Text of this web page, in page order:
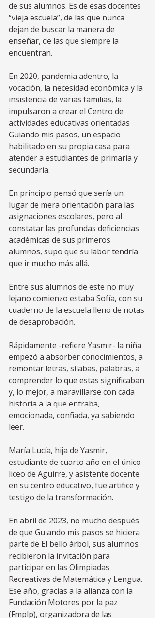
de sus alumnos. Es de esas docentes
“vieja escuela”, de las que nunca
dejan de buscar la manera de
enseñar, de las que siempre la
encuentran.
En 2020, pandemia adentro, la
vocación, la necesidad económica y la
insistencia de varias familias, la
impulsaron a crear el Centro de
actividades educativas orientadas
Guiando mis pasos, un espacio
habilitado en su propia casa para
atender a estudiantes de primaria y
secundaria.
En principio pensó que sería un
lugar de mera orientación para las
asignaciones escolares, pero al
constatar las profundas deficiencias
académicas de sus primeros
alumnos, supo que su labor tendría
que ir mucho más allá.
Entre sus alumnos de este no muy
lejano comienzo estaba Sofía, con su
cuaderno de la escuela lleno de notas
de desaprobación.
Rápidamente -refiere Yasmir- la niña
empezó a absorber conocimientos, a
remontar letras, sílabas, palabras, a
comprender lo que estas significaban
y, lo mejor, a maravillarse con cada
historia a la que entraba,
emocionada, confiada, ya sabiendo
leer.
María Lucía, hija de Yasmir,
estudiante de cuarto año en el único
liceo de Aguirre, y asistente docente
en su centro educativo, fue artífice y
testigo de la transformación.
En abril de 2023, no mucho después
de que Guiando mis pasos se hiciera
parte de El bello árbol, sus alumnos
recibieron la invitación para
participar en las Olimpiadas
Recreativas de Matemática y Lengua.
Ese año, gracias a la alianza con la
Fundación Motores por la paz
(Fmplp), organizadora de las